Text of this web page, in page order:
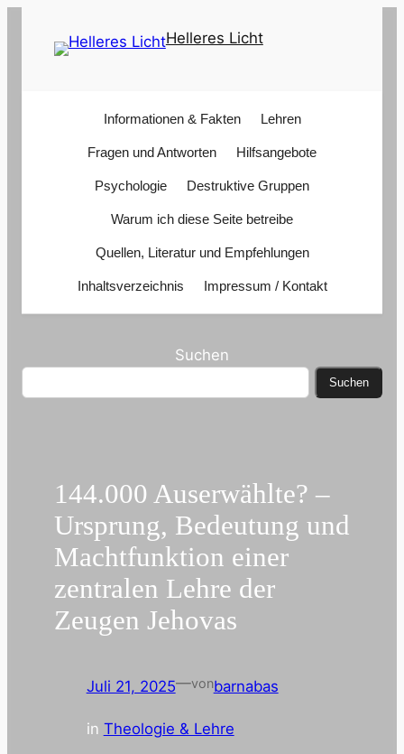
Helleres Licht
Informationen & Fakten Lehren
Fragen und Antworten Hilfsangebote
Psychologie Destruktive Gruppen
Warum ich diese Seite betreibe
Quellen, Literatur und Empfehlungen
Inhaltsverzeichnis Impressum / Kontakt
Suchen
Suchen
144.000 Auserwählte? –
Ursprung, Bedeutung und
Machtfunktion einer
zentralen Lehre der
Zeugen Jehovas
Juli 21, 2025—vonbarnabas
in Theologie & Lehre